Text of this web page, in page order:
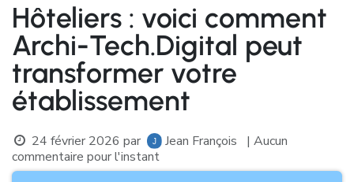
Hôteliers : voici comment
Archi-Tech.Digital peut
transformer votre
établissement
24 février 2026 par Jean François
| Aucun
commentaire pour l'instant